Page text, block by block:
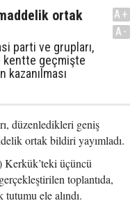
ortak
parti ve grupları,
kentte geçmişte
A+
A-
düzenledikleri geniş
ortak bildiri yayımladı.
üçüncü
toplantıda,
ele alındı.